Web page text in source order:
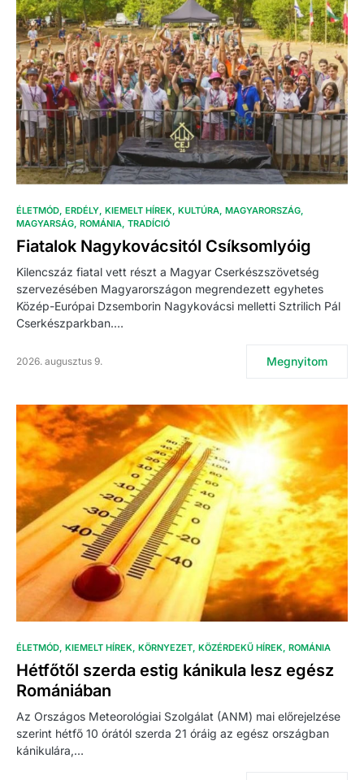
ÉLETMÓD ERDÉLY KIEMELT HÍREK KULTÚRA MAGYARORSZÁG
MAGYARSÁG ROMÁNIA TRADÍCIÓ
Fiatalok Nagykovácsitól Csíksomlyóig
Kilencszáz fiatal vett részt a Magyar Cserkészszövetség
szervezésében Magyarországon megrendezett egyhetes
Közép-Európai Dzsemborin Nagykovácsi melletti Sztrilich Pál
Cserkészparkban.…
2026. augusztus 9. Megnyitom
ÉLETMÓD KIEMELT HÍREK KÖRNYEZET KÖZÉRDEKŰ HÍREK ROMÁNIA
Hétfőtől szerda estig kánikula lesz egész
Romániában
Az Országos Meteorológiai Szolgálat (ANM) mai előrejelzése
szerint hétfő 10 órától szerda 21 óráig az egész országban
kánikulára,…